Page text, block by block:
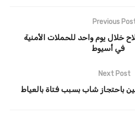
Previous
سلاح خلال يوم واحد للحملات الأمنية
في أسيوط
Next Post